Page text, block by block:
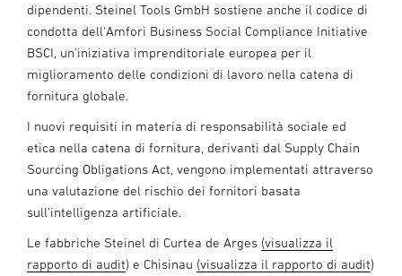
dipendenti. Steinel Tools GmbH sostiene anche il codice di
condotta dell'Amfori Business Social Compliance Initiative
BSCI, un'iniziativa imprenditoriale europea per il
miglioramento delle condizioni di lavoro nella catena di
fornitura globale.
I nuovi requisiti in materia di responsabilità sociale ed
etica nella catena di fornitura, derivanti dal Supply Chain
Sourcing Obligations Act, vengono implementati attraverso
una valutazione del rischio dei fornitori basata
sull'intelligenza artificiale.
Le fabbriche Steinel di Curtea de Arges (visualizza il
rapporto di audit) e Chisinau (visualizza il rapporto di audit)